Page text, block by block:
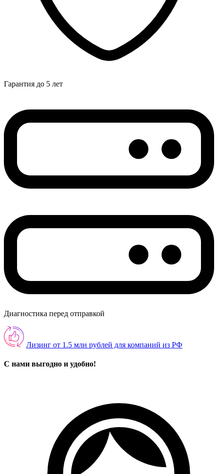
Гарантия до 5 лет
Диагностика перед отправкой
Лизинг от 1.5 млн рублей для компаний из РФ
С нами выгодно и удобно!